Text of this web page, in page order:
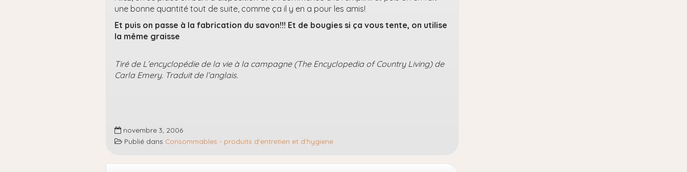
une bonne quantité tout de suite, comme ça il y en a pour les amis!
Et puis on passe à la fabrication du savon!!! Et de bougies si ça vous tente, on utilise
la même graisse
Tiré de L’encyclopédie de la vie à la campagne (The Encyclopedia of Country Living) de
Carla Emery. Traduit de l’anglais.
novembre 3, 2006
Publié dans Consommables - produits d'entretien et d'hygiene